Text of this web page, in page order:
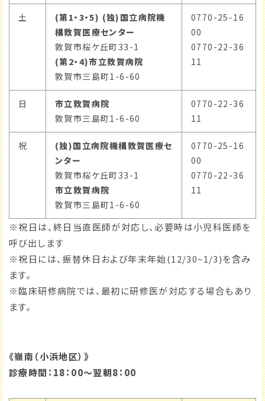
土
(第1・3・5) (独)国立病院機
構敦賀医療センター
敦賀市桜ケ丘町33-1
(第2・4)市立敦賀病院
敦賀市三島町1-6-60
0770-25-16
00
0770-22-36
11
日
市立敦賀病院
敦賀市三島町1-6-60
0770-22-36
11
祝
(独)国立病院機構敦賀医療セ
ンター
敦賀市桜ケ丘町33-1
市立敦賀病院
敦賀市三島町1-6-60
0770-25-16
00
0770-22-36
11
※祝日は、終日当直医師が対応し、必要時は小児科医師を
呼び出します
※祝日には、振替休日および年末年始(12/30~1/3)を含み
ます。
※臨床研修病院では、最初に研修医が対応する場合もあり
ます。
《嶺南（小浜地区）》
診療時間：18：00～翌朝8：00